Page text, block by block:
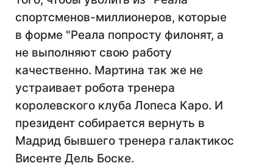
спортсменов-миллионеров, которые
в форме "Реала попросту филонят, а
не выполняют свою работу
качественно. Мартина так же не
устраивает робота тренера
королевского клуба Лопеса Каро. И
президент собирается вернуть в
Мадрид бывшего тренера галактикос
Висенте Дель Боске.